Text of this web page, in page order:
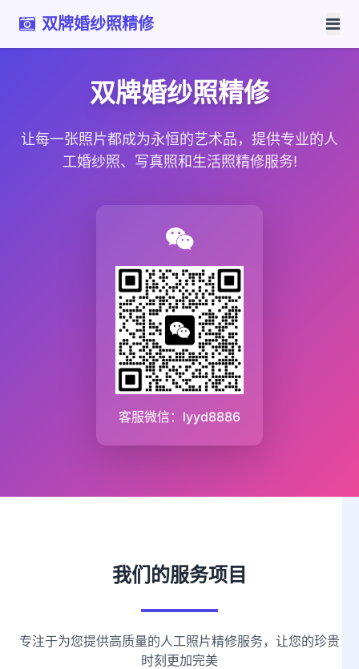
双牌婚纱照精修
双牌婚纱照精修
让每一张照片都成为永恒的艺术品，提供专业的人
工婚纱照、写真照和生活照精修服务!
客服微信：lyyd8886
我们的服务项目
专注于为您提供高质量的人工照片精修服务，让您的珍贵
时刻更加完美